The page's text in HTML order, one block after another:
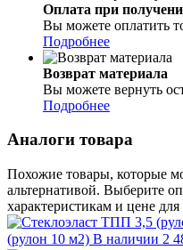
Оплата при
Вы можете оплатить
Подробнее
Возврат материала
Вы можете вернуть
Подробнее
Аналоги товара
Похожие товары, которые
альтернативой. Выберите
характеристикам и цене
(рулон 10 м2) В наличии 2